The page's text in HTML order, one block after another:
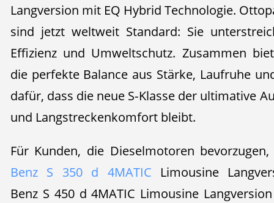
Langversion mit EQ Hybrid Technologie.
sind jetzt weltweit Standard: Sie
Effizienz und Umweltschutz. Zusammen
die perfekte Balance aus Stärke, Laufruhe
dafür, dass die neue S‑Klasse der ultimative
und Langstreckenkomfort bleibt.
Für Kunden, die Dieselmotoren
Benz S 350 d 4MATIC Limousine
Benz S 450 d 4MATIC Limousine